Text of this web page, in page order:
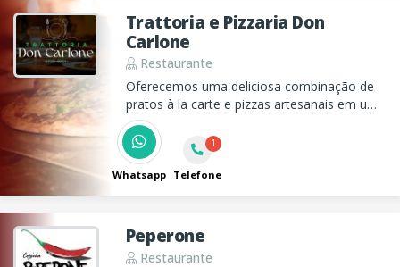
Trattoria e Pizzaria Don
Carlone
Restaurante
Oferecemos uma deliciosa combinação de
pratos à la carte e pizzas artesanais em um
ambiente acolhedor e ingredientes frescos.
Venha nos conhecer ou peça através de
nosso Delivery.
Whatsapp
1
Telefone
Peperone
Restaurante